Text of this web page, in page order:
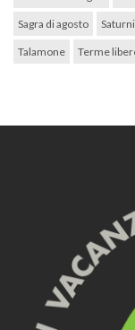
Sagra di agosto
Talamone Terme